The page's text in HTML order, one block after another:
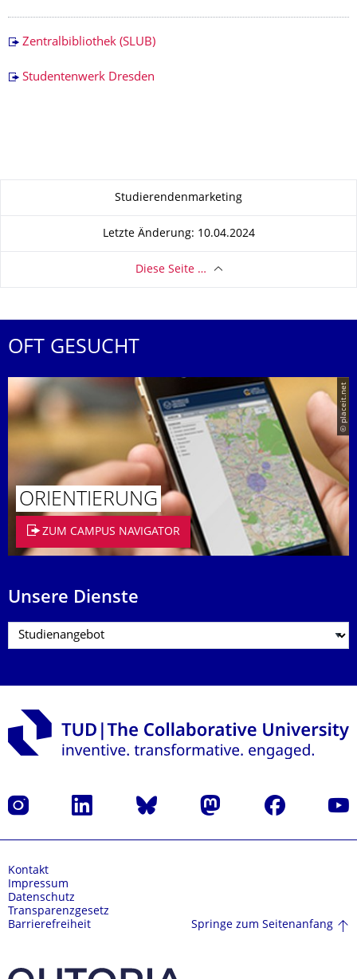
Zentralbibliothek (SLUB)
Studentenwerk Dresden
Zu dieser SeiteStudierendenmarketing
Letzte Änderung: 10.04.2024
Diese Seite …
OFT GESUCHT
© placeit.net
ORIENTIERUNG
ZUM CAMPUS NAVIGATOR
Unsere Dienste
Instagram LinkedIn Bluesky Mastodon Facebook
Kontakt
Impressum
Datenschutz
Transparenzgesetz
Barrierefreiheit
Springe zum Seitenanfang